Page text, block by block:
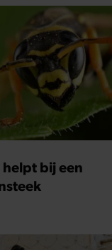
bij een